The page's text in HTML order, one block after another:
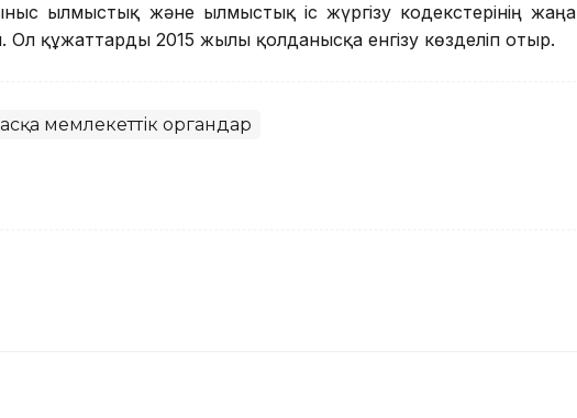
Қылмыстық және Қылмыстық іс жүргізу кодекстерінің жаңа
Ол құжаттарды 2015 жылы қолданысқа енгізу көзделіп отыр.
мемлекеттік органдар